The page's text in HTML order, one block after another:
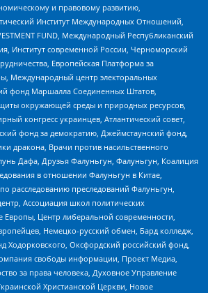
и правовому развитию,
Институт Международных Отношений,
FUND, Международный Республиканский
Институт современной России, Черноморский
Европейская Платформа за
Международный центр электоральных
фонд Маршалла Соединенных Штатов,
окружающей среды и природных ресурсов,
конгресс украинцев, Атлантический совет,
фонд за демократию, Джеймстаунский фонд,
дракона, Врачи против насильственного
Дафа, Друзья Фалуньгун, Фалуньгун, Коалиция
в отношении Фалуньгун в Китае,
расследованию преследований Фалуньгун,
Ассоциация школ политических
Европы, Центр либеральной современности,
Немецко-русский обмен, Бард колледж,
Ходорковского, Оксфордский российский фонд,
свободы информации, Проект Медиа,
за права человека, Духовное Управление
Христианской Церкви, Новое